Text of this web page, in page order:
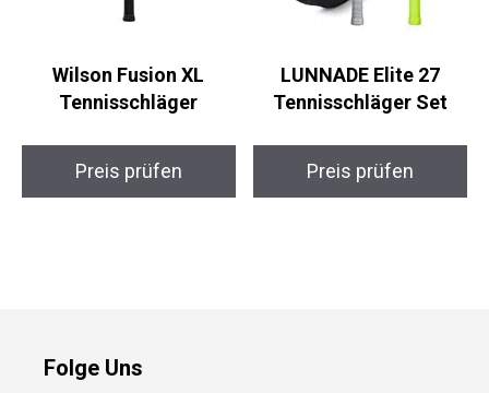
Wilson Fusion XL
Tennisschläger
Preis prüfen
LUNNADE Elite 27
Tennisschläger Set
Preis prüfen
Folge Uns